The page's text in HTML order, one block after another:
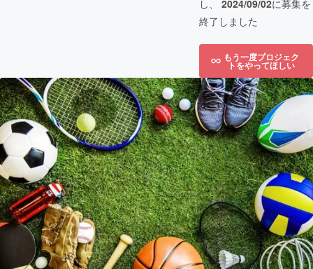
し、 2024/09/02に募集を
終了しました
もう一度プロジェク
トをやってほしい